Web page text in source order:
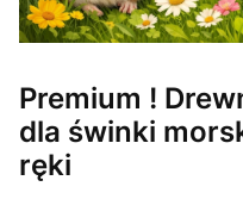
Premium !
dla świnki
ręki